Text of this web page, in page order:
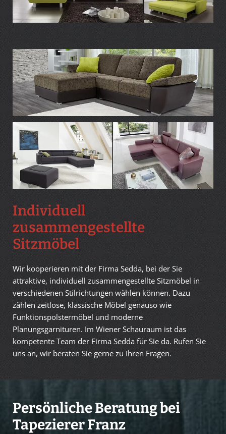
Individuell
zusammengestellte
Sitzmöbel
Wir kooperieren mit der Firma Sedda, bei der Sie
attraktive, individuell zusammengestellte Sitzmöbel in
verschiedenen Stilrichtungen wählen können. Dazu
zählen zeitlose, klassische Möbel genauso wie
Funktionspolstermöbel und moderne
Planungsgarnituren. Im Wiener Schauraum ist das
kompetente Team der Firma Sedda für Sie da. Rufen Sie
uns an, wir beraten Sie gerne zu Ihren Fragen.
Persönliche Beratung bei
Tapezierer Franz